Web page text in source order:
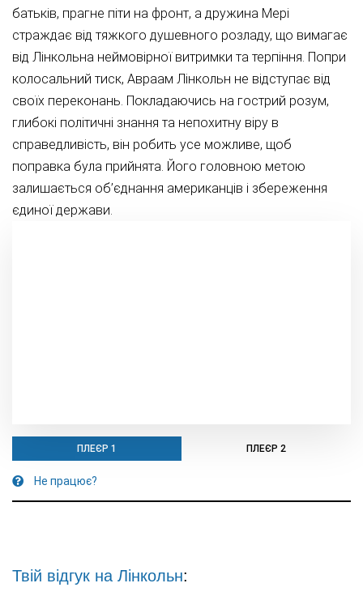
батьків, прагне піти на фронт, а дружина Мері
страждає від тяжкого душевного розладу, що вимагає
від Лінкольна неймовірної витримки та терпіння. Попри
колосальний тиск, Авраам Лінкольн не відступає від
своїх переконань. Покладаючись на гострий розум,
глибокі політичні знання та непохитну віру в
справедливість, він робить усе можливе, щоб
поправка була прийнята. Його головною метою
залишається об’єднання американців і збереження
єдиної держави.
ПЛЕЄР 1 ПЛЕЄР 2
Не працює?
Твій відгук на Лінкольн: